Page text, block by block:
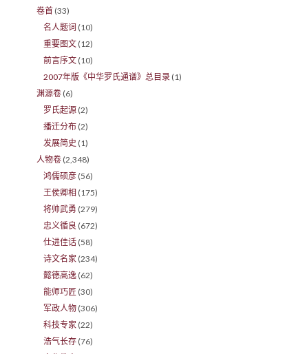
卷首 (33)
名人题词 (10)
重要图文 (12)
前言序文 (10)
2007年版《中华罗氏通谱》总目录 (1)
渊源卷 (6)
罗氏起源 (2)
播迁分布 (2)
发展简史 (1)
人物卷 (2,348)
鸿儒硕彦 (56)
王侯卿相 (175)
将帅武勇 (279)
忠义循良 (672)
仕进佳话 (58)
诗文名家 (234)
懿德高逸 (62)
能师巧匠 (30)
军政人物 (306)
科技专家 (22)
浩气长存 (76)